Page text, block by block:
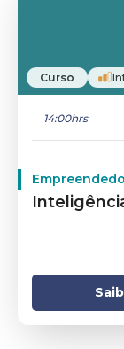
Curso
14:00hrs